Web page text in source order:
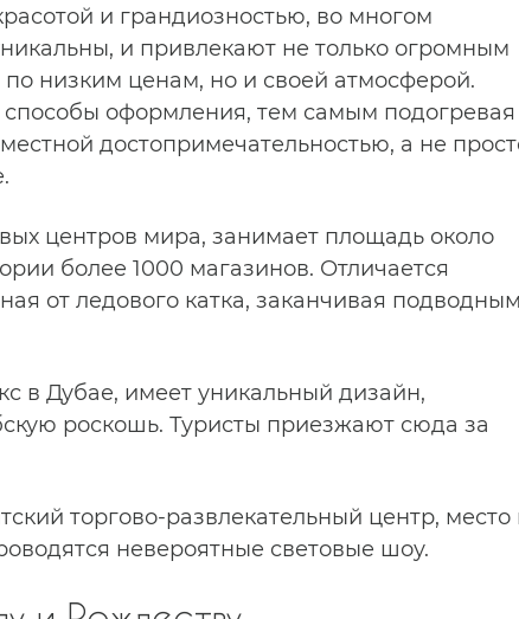
и грандиозностью, во многом
и привлекают не только огромным
низким ценам, но и своей атмосферой.
оформления, тем самым подогревая
достопримечательностью, а не
центров мира, занимает площадь около
более 1000 магазинов. Отличается
от ледового катка, заканчивая подводным
в Дубае, имеет уникальный дизайн,
роскошь. Туристы приезжают сюда за
торгово-развлекательный центр, место
невероятные световые шоу.